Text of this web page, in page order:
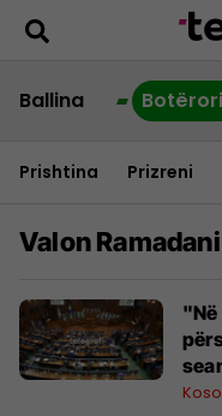
Ballina
Prishtina Prizreni
Valon Ramadani
"Në